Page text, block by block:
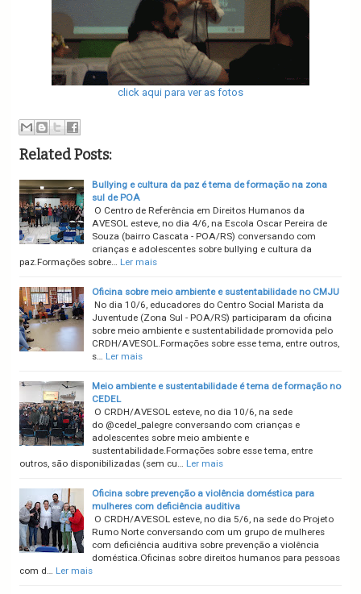
click aqui para ver as fotos
Related Posts:
Bullying e cultura da paz é tema de formação na zona
sul de POA
O Centro de Referência em Direitos Humanos da
AVESOL esteve, no dia 4/6, na Escola Oscar Pereira de
Souza (bairro Cascata - POA/RS) conversando com
crianças e adolescentes sobre bullying e cultura da
paz.Formações sobre… Ler mais
Oficina sobre meio ambiente e sustentabilidade no CMJU
No dia 10/6, educadores do Centro Social Marista da
Juventude (Zona Sul - POA/RS) participaram da oficina
sobre meio ambiente e sustentabilidade promovida pelo
CRDH/AVESOL.Formações sobre esse tema, entre outros,
s… Ler mais
Meio ambiente e sustentabilidade é tema de formação no
CEDEL
O CRDH/AVESOL esteve, no dia 10/6, na sede
do @cedel_palegre conversando com crianças e
adolescentes sobre meio ambiente e
sustentabilidade.Formações sobre esse tema, entre
outros, são disponibilizadas (sem cu… Ler mais
Oficina sobre prevenção a violência doméstica para
mulheres com deficiência auditiva
O CRDH/AVESOL esteve, no dia 5/6, na sede do Projeto
Rumo Norte conversando com um grupo de mulheres
com deficiência auditiva sobre prevenção a violência
doméstica.Oficinas sobre direitos humanos para pessoas
com d… Ler mais